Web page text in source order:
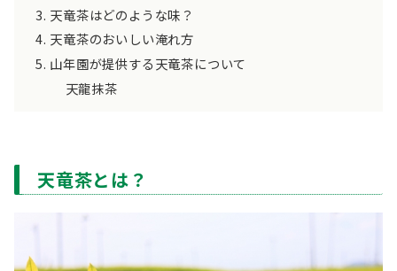
天竜茶はどのような味？
天竜茶のおいしい淹れ方
山年園が提供する天竜茶について
天龍抹茶
天竜茶とは？